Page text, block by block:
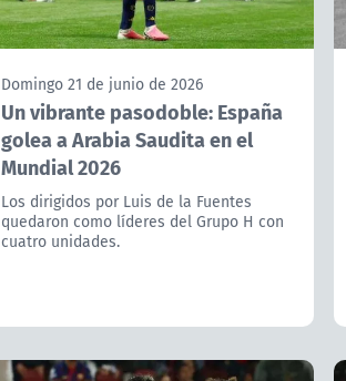
Domingo 21 de junio de 2026
Un vibrante pasodoble: España
golea a Arabia Saudita en el
Mundial 2026
Los dirigidos por Luis de la Fuentes
quedaron como líderes del Grupo H con
cuatro unidades.